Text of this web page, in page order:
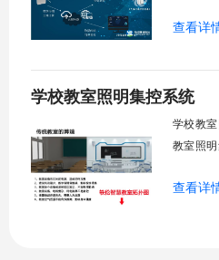
管理全
警。管
工巡检
查看详
学校教室照明集控系统
学校教
教室照
关、按
查看详